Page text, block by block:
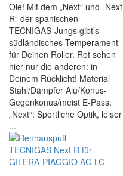
Olé! Mit dem „Next“ und „Next
R“ der spanischen
TECNIGAS-Jungs gibt’s
südländisches Temperament
für Deinen Roller. Rot sehen
hier nur die anderen: in
Deinem Rücklicht! Material
Stahl/Dämpfer Alu/Konus-
Gegenkonus/meist E-Pass.
„Next“: Sportliche Optik, leiser
...